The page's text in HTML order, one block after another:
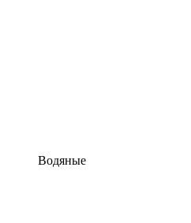
Водяные